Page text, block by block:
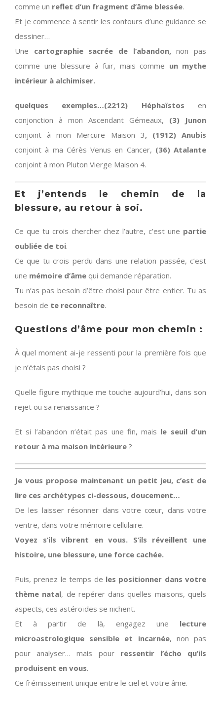
comme un reflet d’un fragment d’âme blessée.
Et je commence à sentir les contours d’une guidance se
dessiner…
Une cartographie sacrée de l’abandon,non pas
comme une blessure à fuir, mais comme un mythe
intérieur à alchimiser.
quelques exemples…(2212) Héphaïstos en
conjonction à mon Ascendant Gémeaux, (3) Junon
conjoint à mon Mercure Maison 3, (1912) Anubis
conjoint à ma Cérès Venus en Cancer, (36) Atalante
conjoint à mon Pluton Vierge Maison 4.
Et j’entends le chemin de la
blessure, au retour à soi.
Ce que tu crois chercher chez l’autre, c’est une partie
oubliée de toi.
Ce que tu crois perdu dans une relation passée, c’est
une mémoire d’âme qui demande réparation.
Tu n’as pas besoin d’être choisi pour être entier. Tu as
besoin de te reconnaître.
Questions d’âme pour mon chemin :
À quel moment ai-je ressenti pour la première fois que
je n’étais pas choisi ?
Quelle figure mythique me touche aujourd’hui, dans son
rejet ou sa renaissance ?
Et si l’abandon n’était pas une fin, mais le seuil d’un
retour à ma maison intérieure ?
Je vous propose maintenant un petit jeu, c’est de
lire ces archétypes ci-dessous, doucement…
De les laisser résonner dans votre cœur, dans votre
ventre, dans votre mémoire cellulaire.
Voyez s’ils vibrent en vous. S’ils réveillent une
histoire, une blessure, une force cachée.
Puis, prenez le temps de les positionner dans votre
thème natal, de repérer dans quelles maisons, quels
aspects, ces astéroïdes se nichent.
Et à partir de là, engagez une lecture
microastrologique sensible et incarnée, non pas
pour analyser… mais pour ressentir l’écho qu’ils
produisent en vous.
Ce frémissement unique entre le ciel et votre âme.